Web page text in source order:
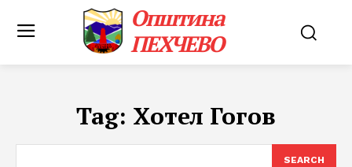
Општина
ПЕХЧЕВО
Tag: Хотел Гогов
SEARCH